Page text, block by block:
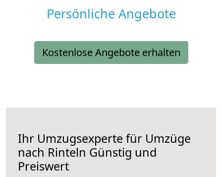
Persönliche Angebote
Kostenlose Angebote erhalten
Ihr Umzugsexperte für Umzüge
nach Rinteln Günstig und
Preiswert